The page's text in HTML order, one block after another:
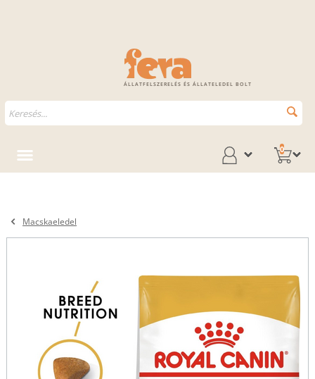
ÁLLATFELSZERELÉS ÉS ÁLLATELEDEL BOLT
0
Macskaeledel